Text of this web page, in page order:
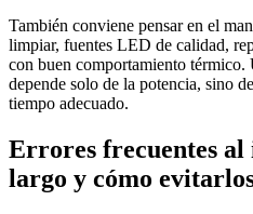
También conviene pensar en el
limpiar, fuentes LED de calidad,
con buen comportamiento
depende solo de la potencia, sino
tiempo adecuado.
Errores frecuentes
largo y cómo